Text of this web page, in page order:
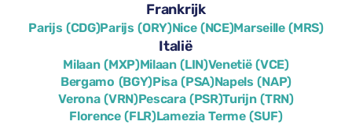
Frankrijk
Parijs (CDG)Parijs (ORY)Nice (NCE)Marseille (MRS)
Italië
Milaan (MXP)Milaan (LIN)Venetië (VCE)
Bergamo (BGY)Pisa (PSA)Napels (NAP)
Verona (VRN)Pescara (PSR)Turijn (TRN)
Florence (FLR)Lamezia Terme (SUF)